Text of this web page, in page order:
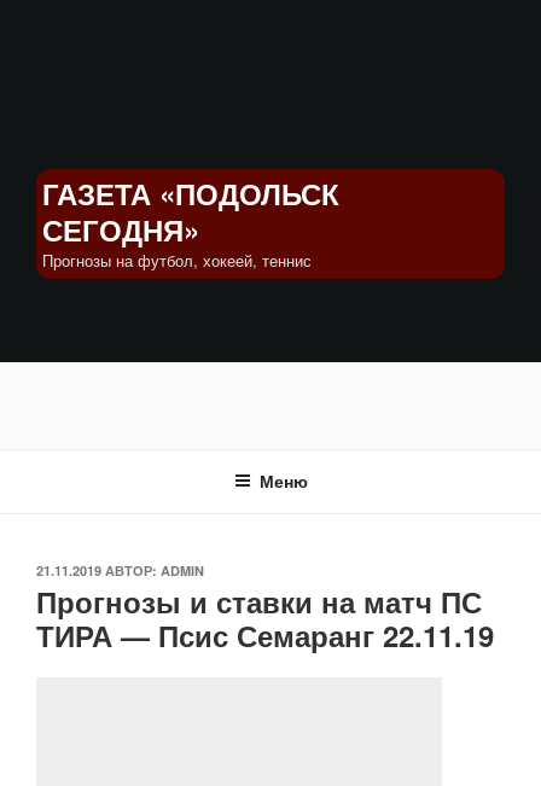
ГАЗЕТА «ПОДОЛЬСК
СЕГОДНЯ»
Прогнозы на футбол, хокеей, теннис
Меню
ОПУБЛИКОВАНО
21.11.2019 АВТОР: ADMIN
Прогнозы и ставки на матч ПС
ТИРА — Псис Семаранг 22.11.19